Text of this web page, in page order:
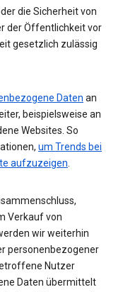
die Sicherheit von
der Öffentlichkeit vor
gesetzlich zulässig
Daten an
beispielsweise an
Websites. So
um Trends bei
aufzuzeigen.
Verkauf von
wir weiterhin
personenbezogener
Nutzer
Daten übermittelt